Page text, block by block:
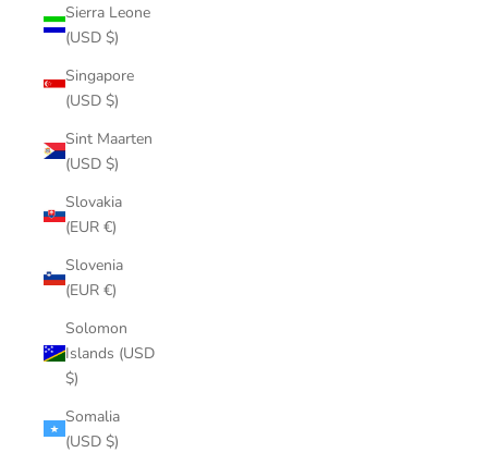
Sierra Leone
(USD $)
Singapore
(USD $)
Sint Maarten
(USD $)
Slovakia
(EUR €)
Slovenia
(EUR €)
Solomon
Islands (USD
$)
Somalia
(USD $)